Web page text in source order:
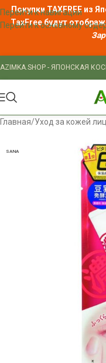
Перейти к навигации
Перейти к основному
Покупки TAXFREE из
TaxFreeбудут
AZIMKA.SHOP - ЯПОНСКАЯ
Главная/Уход за кожей
SANA